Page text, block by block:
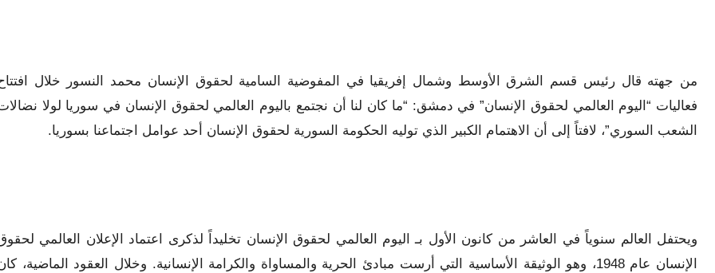
من جهته قال رئيس قسم الشرق الأوسط وشمال إفريقيا في المفوضية السامية لحقوق الإنسان محمد النسور خلال
فعاليات “اليوم العالمي لحقوق الإنسان” في دمشق: “ما كان لنا أن نجتمع باليوم العالمي لحقوق الإنسان في سوريا لولا
الشعب السوري”، لافتاً إلى أن الاهتمام الكبير الذي توليه الحكومة السورية لحقوق الإنسان أحد عوامل اجتماعنا بسوريا.
ويحتفل العالم سنوياً في العاشر من كانون الأول بـ اليوم العالمي لحقوق الإنسان تخليداً لذكرى اعتماد الإعلان العالمي
الإنسان عام 1948، وهو الوثيقة الأساسية التي أرست مبادئ الحرية والمساواة والكرامة الإنسانية. وخلال العقود الماضية،